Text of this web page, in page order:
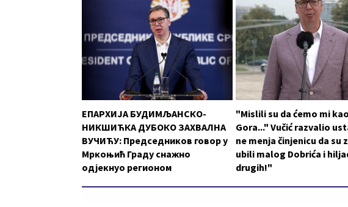
ЕПАРХИЈА БУДИМЉАНСКО-
НИКШИЋКА ДУБОКО ЗАХВАЛНА
ВУЧИЋУ: Председников говор у
Мркоњић Граду снажно
одјекнуо регионом
"Mislili su da ćemo mi
Gora..." Vučić razvalio
ne menja činjenicu da su
ubili malog Dobrića i
drugih!"